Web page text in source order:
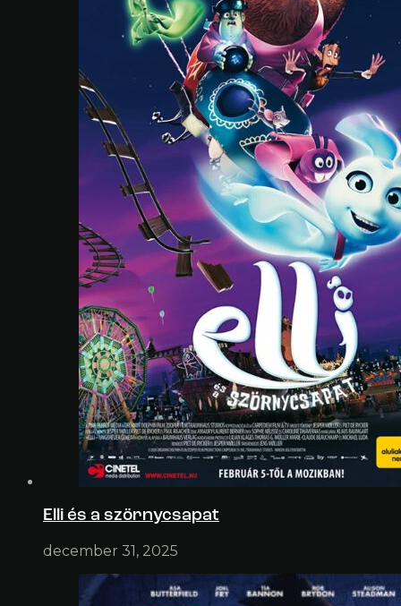
Elli és a szörnycsapat
december 31, 2025